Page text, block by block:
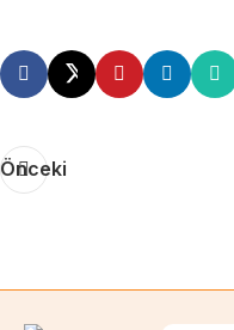
Önceki